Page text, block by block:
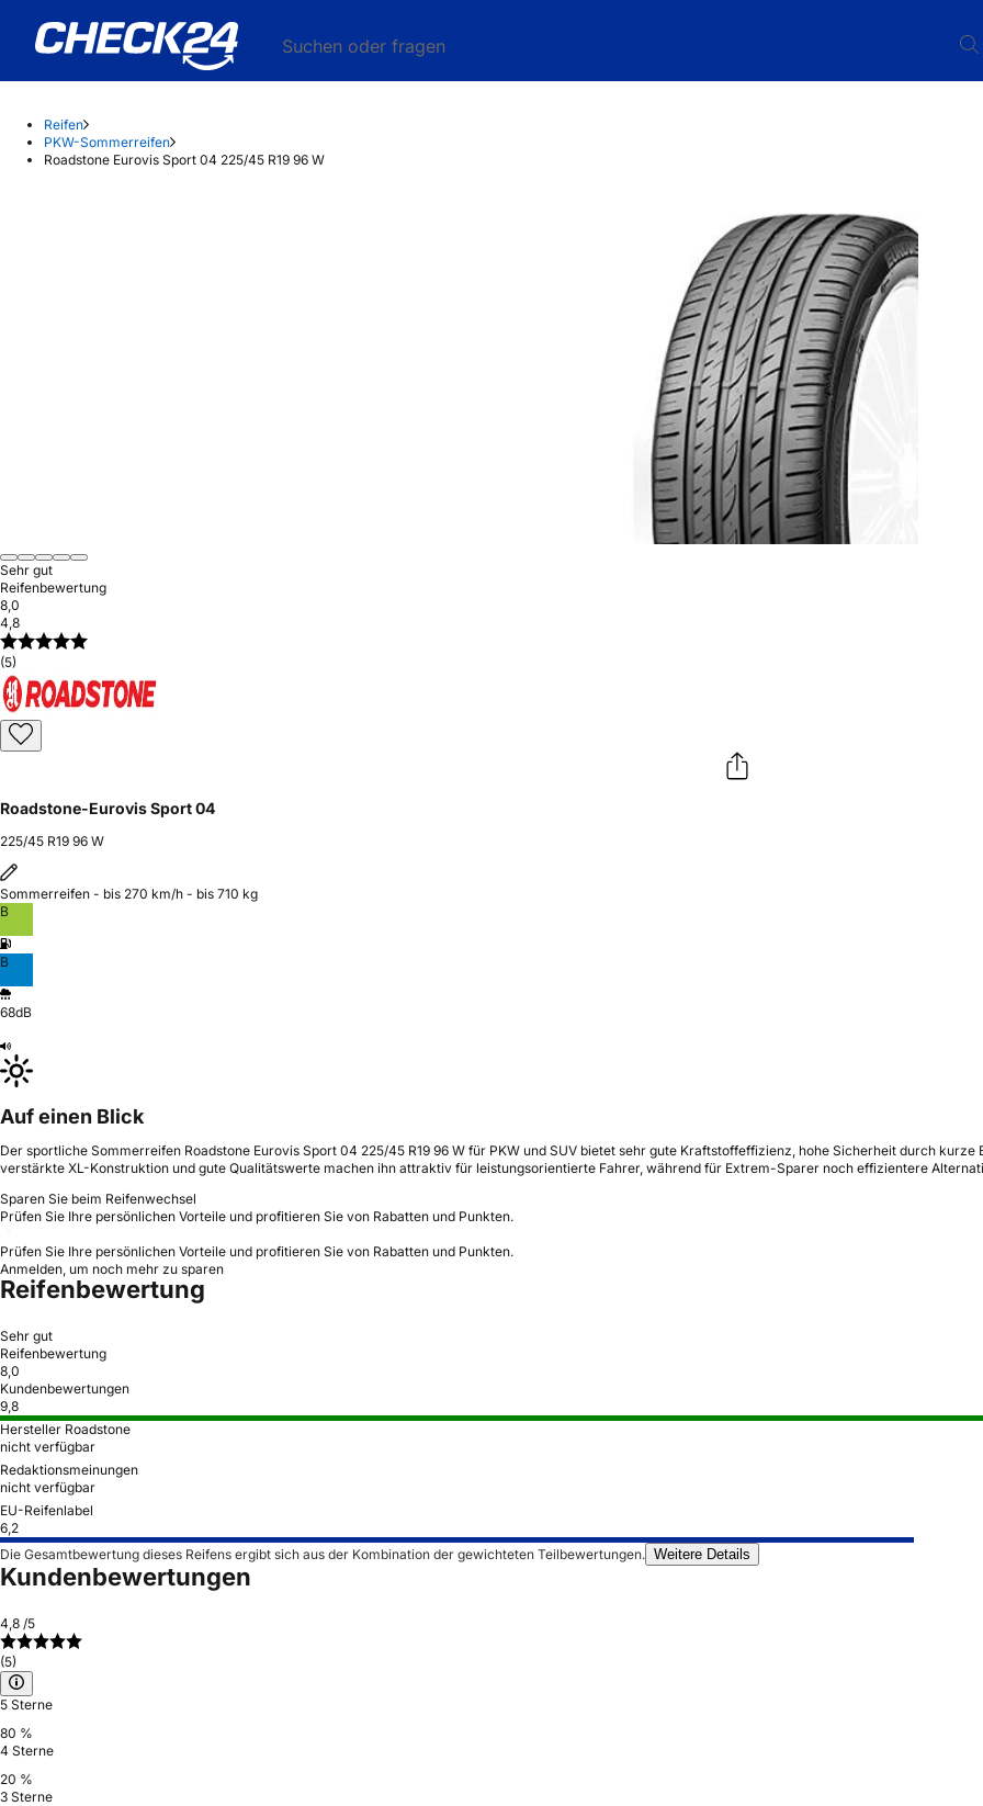
Suchen oder fragen
Reifen
PKW-Sommerreifen
Roadstone Eurovis Sport 04 225/45 R19 96 W
Sehr gut
Reifenbewertung
8,0
4,8
(5)
Roadstone-Eurovis Sport 04
225/45 R19 96 W
Sommerreifen - bis 270 km/h - bis 710 kg
B
B
68dB
Auf einen Blick
Der sportliche Sommerreifen Roadstone Eurovis Sport 04 225/45 R19 96 W für PKW und SUV bietet sehr gute Kraftstoffeffizienz, hohe Sicherheit durch
verstärkte XL-Konstruktion und gute Qualitätswerte machen ihn attraktiv für leistungsorientierte Fahrer, während für Extrem-Sparer noch effizientere
Sparen Sie beim Reifenwechsel
Prüfen Sie Ihre persönlichen Vorteile und profitieren Sie von Rabatten und Punkten.
Prüfen Sie Ihre persönlichen Vorteile und profitieren Sie von Rabatten und Punkten.
Anmelden, um noch mehr zu sparen
Reifenbewertung
Sehr gut
Reifenbewertung
8,0
Kundenbewertungen
9,8
Hersteller Roadstone
nicht verfügbar
Redaktionsmeinungen
nicht verfügbar
EU-Reifenlabel
6,2
Die Gesamtbewertung dieses Reifens ergibt sich aus der Kombination der gewichteten Teilbewertungen. Weitere Details
Kundenbewertungen
4,8 /5
(5)
5 Sterne
80 %
4 Sterne
20 %
3 Sterne